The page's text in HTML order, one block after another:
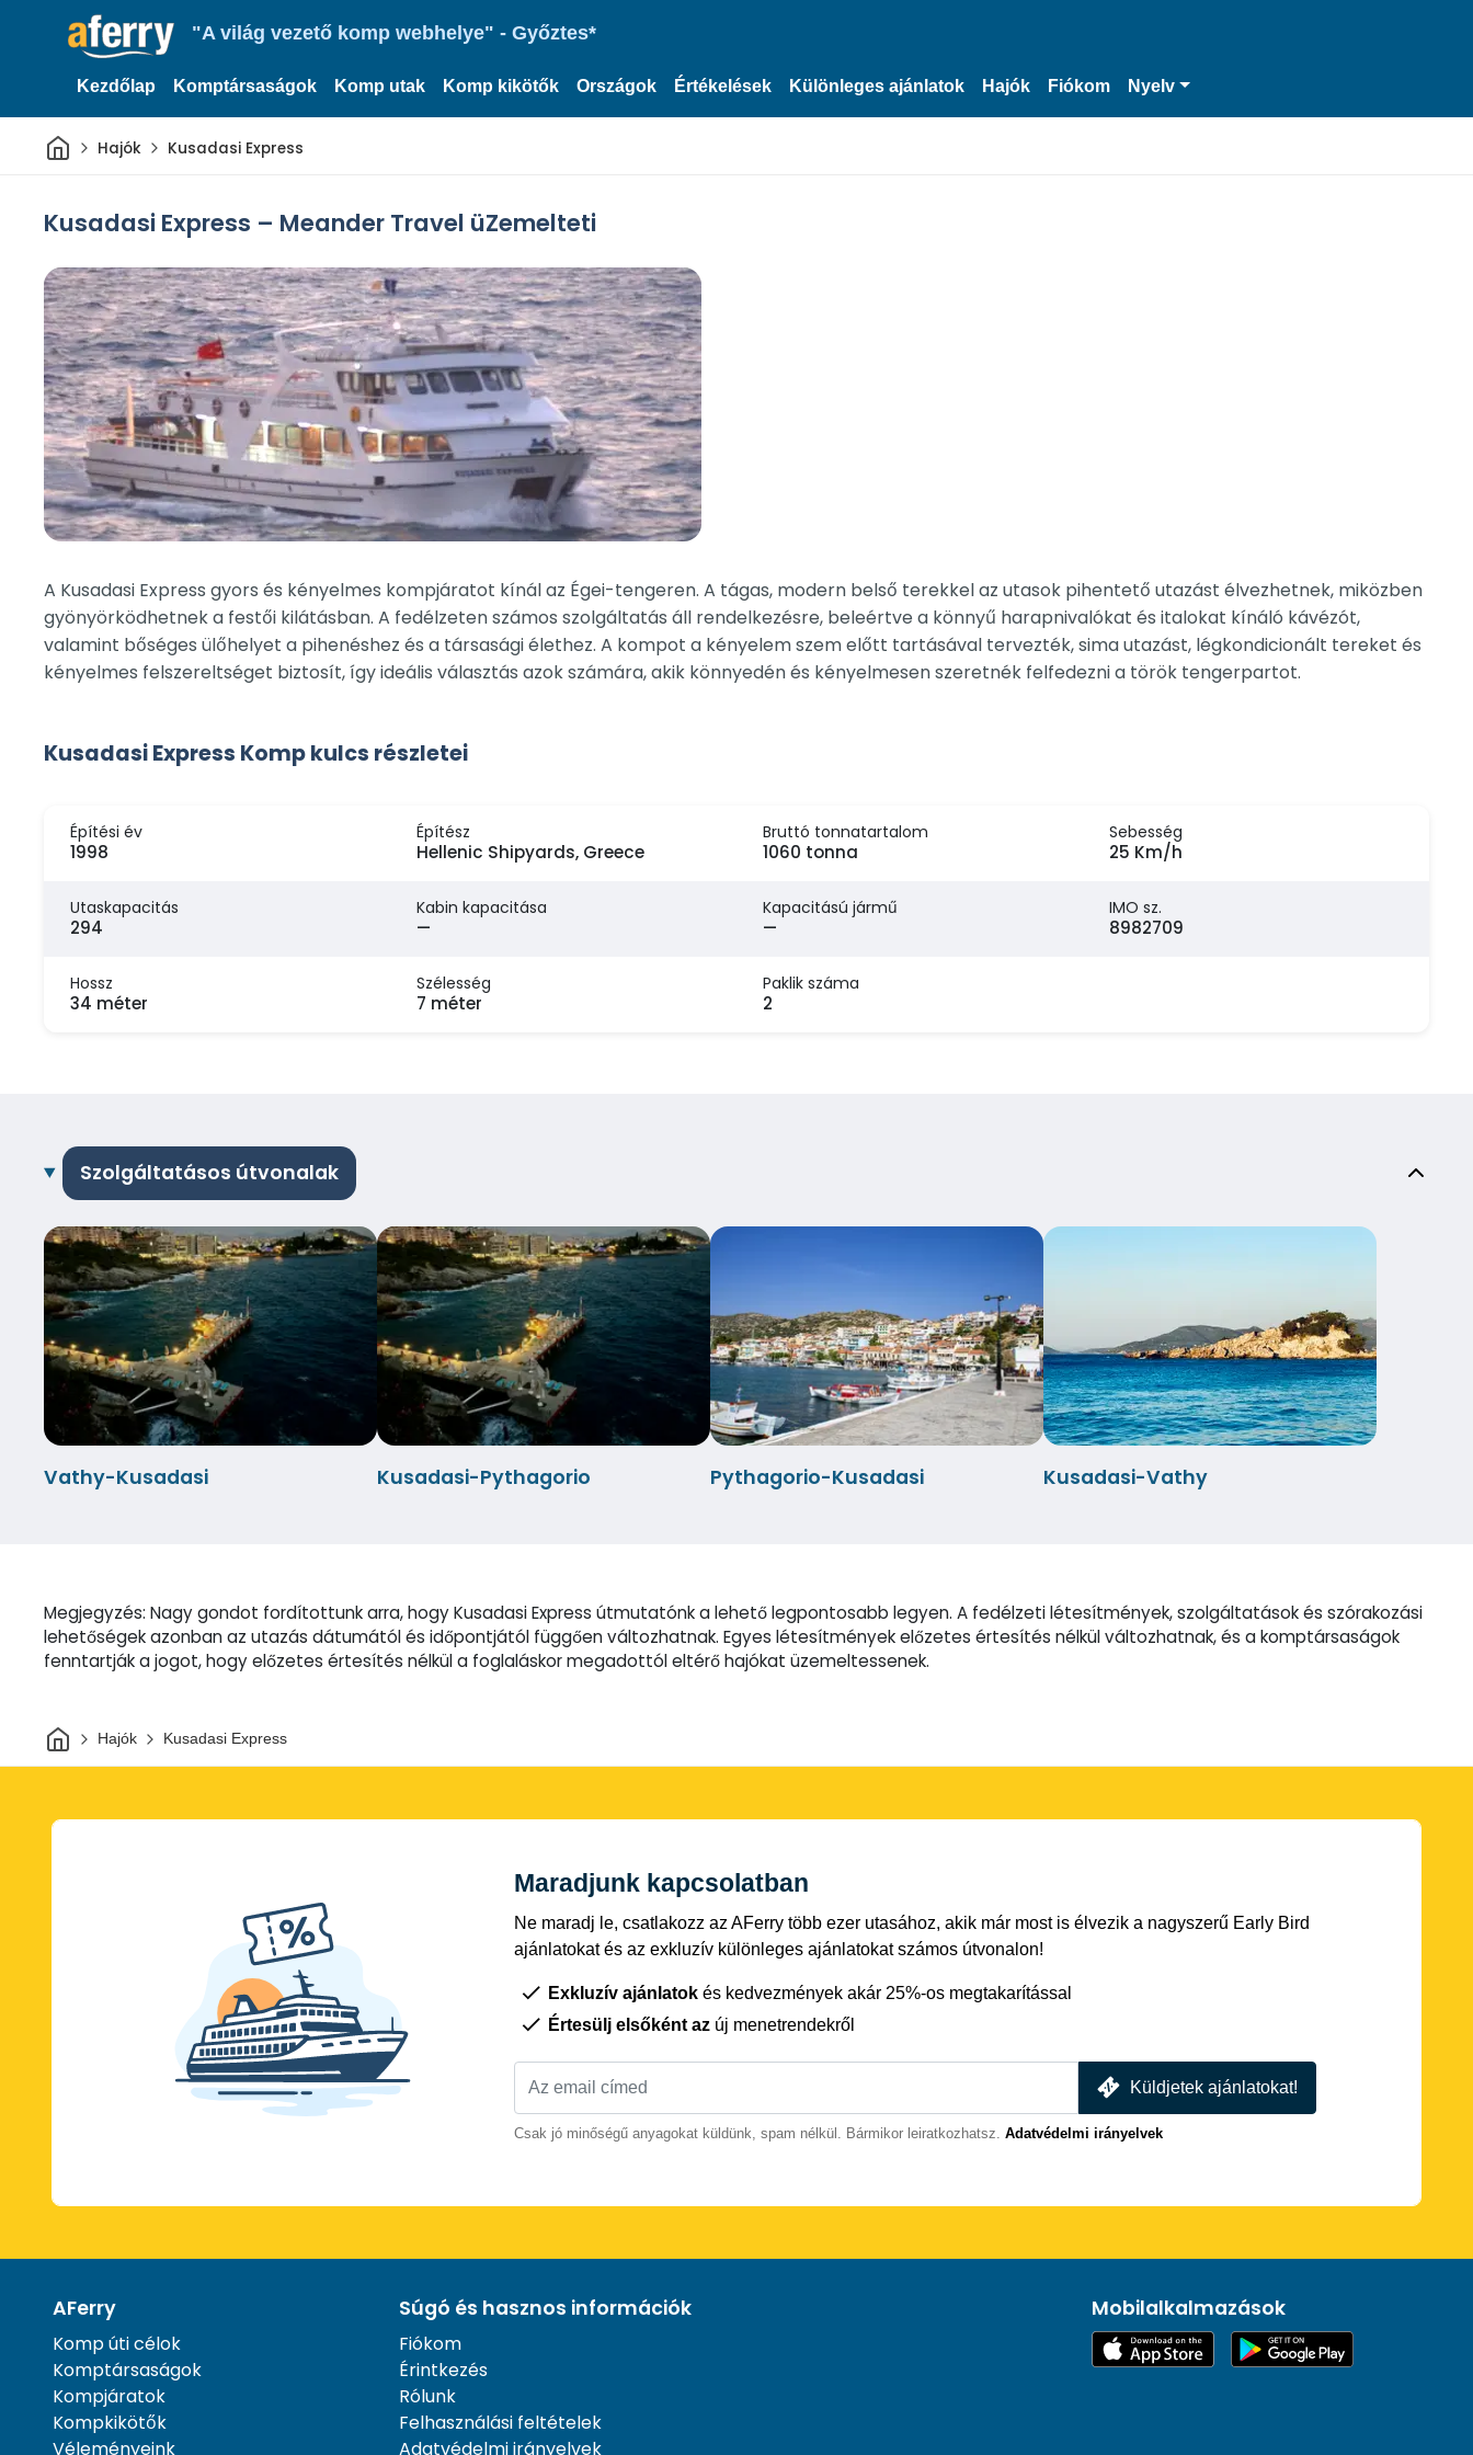
"A világ vezető komp webhelye" - Győztes*
Kezdőlap Komptársaságok Komp utak Komp kikötők Országok Értékelések Különleges ajánlatok Hajók Fiókom Nyelv
Otthon
Hajók Kusadasi Express
Kusadasi Express – Meander Travel üZemelteti
A Kusadasi Express gyors és kényelmes kompjáratot kínál az Égei-tengeren. A tágas, modern belső terekkel az utasok pihentető utazást élvezhetnek, miközben
gyönyörködhetnek a festői kilátásban. A fedélzeten számos szolgáltatás áll rendelkezésre, beleértve a könnyű harapnivalókat és italokat kínáló kávézót,
valamint bőséges ülőhelyet a pihenéshez és a társasági élethez. A kompot a kényelem szem előtt tartásával tervezték, sima utazást, légkondicionált tereket és
kényelmes felszereltséget biztosít, így ideális választás azok számára, akik könnyedén és kényelmesen szeretnék felfedezni a török tengerpartot.
Kusadasi Express Komp kulcs részletei
Építési év
1998
Építész
Hellenic Shipyards, Greece
Bruttó tonnatartalom
1060 tonna
Sebesség
25 Km/h
Utaskapacitás
294
Kabin kapacitása
—
Kapacitású jármű
—
IMO sz.
8982709
Hossz
34 méter
Szélesség
7 méter
Paklik száma
2
Szolgáltatásos útvonalak
Vathy-Kusadasi Kusadasi-Pythagorio Pythagorio-Kusadasi Kusadasi-Vathy
Megjegyzés: Nagy gondot fordítottunk arra, hogy Kusadasi Express útmutatónk a lehető legpontosabb legyen. A fedélzeti létesítmények, szolgáltatások és szórakozási
lehetőségek azonban az utazás dátumától és időpontjától függően változhatnak. Egyes létesítmények előzetes értesítés nélkül változhatnak, és a komptársaságok
fenntartják a jogot, hogy előzetes értesítés nélkül a foglaláskor megadottól eltérő hajókat üzemeltessenek.
OtthonHajók Kusadasi Express
Maradjunk kapcsolatban
Ne maradj le, csatlakozz az AFerry több ezer utasához, akik már most is élvezik a nagyszerű Early Bird
ajánlatokat és az exkluzív különleges ajánlatokat számos útvonalon!
Exkluzív ajánlatok és kedvezmények akár 25%-os megtakarítással
Értesülj elsőként az új menetrendekről
Küldjetek ajánlatokat!
Csak jó minőségű anyagokat küldünk, spam nélkül. Bármikor leiratkozhatsz. Adatvédelmi irányelvek
AFerry
Komp úti célok
Komptársaságok
Kompjáratok
Kompkikötők
Véleményeink
Súgó és hasznos információk
Fiókom
Érintkezés
Rólunk
Felhasználási feltételek
Adatvédelmi irányelvek
Mobilalkalmazások